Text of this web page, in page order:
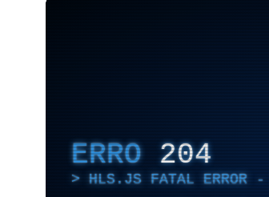
ERRO 204
HLS.JS FATAL ERROR -